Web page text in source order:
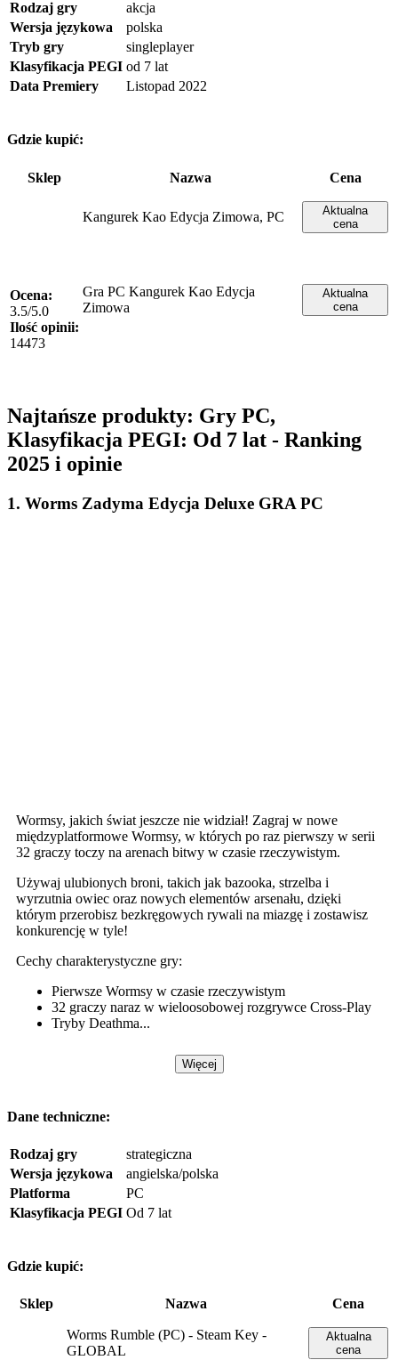
Rodzaj gry
akcja
Wersja językowa
polska
Tryb gry
singleplayer
Klasyfikacja PEGI od 7 lat
Data Premiery
Listopad 2022
Gdzie kupić:
Sklep Nazwa Cena
Kangurek Kao Edycja Zimowa, PC
Aktualna
cena
Ocena:
3.5/5.0
Ilość opinii:
14473
Gra PC Kangurek Kao Edycja
Zimowa
Aktualna
cena
Najtańsze produkty: Gry PC,
Klasyfikacja PEGI: Od 7 lat - Ranking
2025 i opinie
1. Worms Zadyma Edycja Deluxe GRA PC
Wormsy, jakich świat jeszcze nie widział! Zagraj w nowe
międzyplatformowe Wormsy, w których po raz pierwszy w serii
32 graczy toczy na arenach bitwy w czasie rzeczywistym.
Używaj ulubionych broni, takich jak bazooka, strzelba i
wyrzutnia owiec oraz nowych elementów arsenału, dzięki
którym przerobisz bezkręgowych rywali na miazgę i zostawisz
konkurencję w tyle!
Cechy charakterystyczne gry:
Pierwsze Wormsy w czasie rzeczywistym
32 graczy naraz w wieloosobowej rozgrywce Cross-Play
Tryby Deathma...
Więcej
Dane techniczne:
Rodzaj gry
strategiczna
Wersja językowa
angielska/polska
Platforma
PC
Klasyfikacja PEGI Od 7 lat
Gdzie kupić:
Sklep Nazwa Cena
Worms Rumble (PC) - Steam Key -
GLOBAL
Aktualna
cena